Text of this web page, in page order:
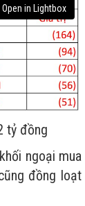
Open in Lightbox
tỷ đồng
ngoại mua
đồng loạt